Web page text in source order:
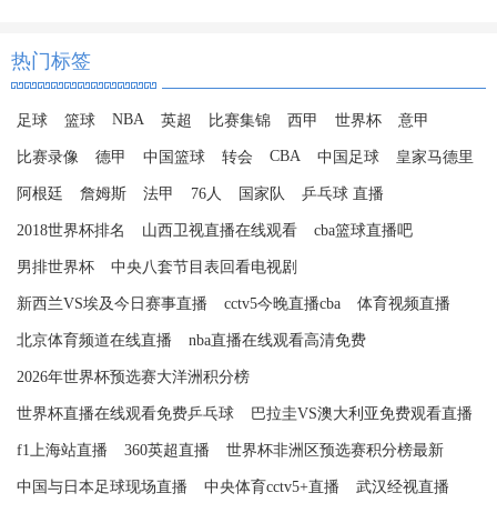
热门标签
足球 篮球 NBA 英超 比赛集锦 西甲 世界杯 意甲
比赛录像 德甲 中国篮球 转会 CBA 中国足球 皇家马德里
阿根廷 詹姆斯 法甲 76人 国家队 乒乓球 直播
2018世界杯排名 山西卫视直播在线观看 cba篮球直播吧
男排世界杯 中央八套节目表回看电视剧
新西兰VS埃及今日赛事直播 cctv5今晚直播cba 体育视频直播
北京体育频道在线直播 nba直播在线观看高清免费
2026年世界杯预选赛大洋洲积分榜
世界杯直播在线观看免费乒乓球 巴拉圭VS澳大利亚免费观看直播
f1上海站直播 360英超直播 世界杯非洲区预选赛积分榜最新
中国与日本足球现场直播 中央体育cctv5+直播 武汉经视直播